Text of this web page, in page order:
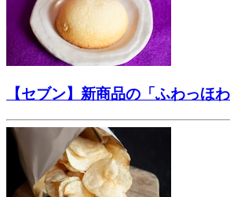
【セブン】新商品の「ふわっほ